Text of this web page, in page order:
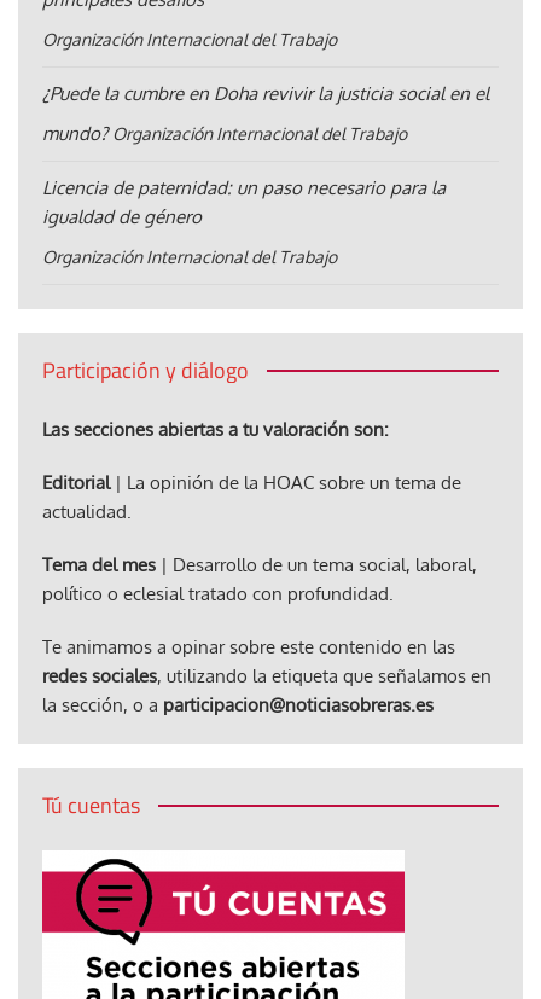
Organización Internacional del Trabajo
¿Puede la cumbre en Doha revivir la justicia social en el
mundo? Organización Internacional del Trabajo
Licencia de paternidad: un paso necesario para la
igualdad de género
Organización Internacional del Trabajo
Participación y diálogo
Las secciones abiertas a tu valoración son:
Editorial| La opinión de la HOAC sobre un tema de
actualidad.
Tema del mes | Desarrollo de un tema social, laboral,
político o eclesial tratado con profundidad.
Te animamos a opinar sobre este contenido en las
redes sociales, utilizando la etiqueta que señalamos en
la sección, o a participacion@noticiasobreras.es
Tú cuentas